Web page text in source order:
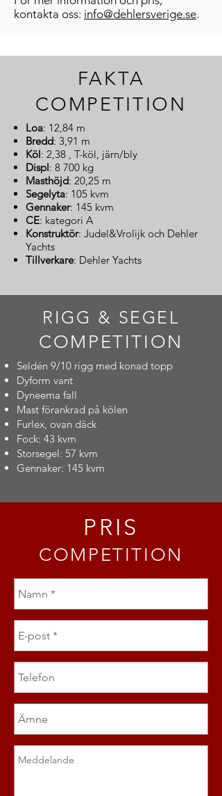
kontakta oss: info@dehlersverige.se.
FAKTA
COMPETITION
Loa: 12,84 m
Bredd: 3,91 m
Köl: 2,38 , T-köl, järn/bly
Displ: 8 700 kg
Masthöjd: 20,25 m
Segelyta: 105 kvm
Gennaker: 145 kvm
CE: kategori A
Konstruktör: Judel&Vrolijk och Dehler
Yachts
Tillverkare: Dehler Yachts
RIGG & SEGEL
COMPETITION
Seldén 9/10 rigg med konad topp
Dyform vant
Dyneema fall
Mast förankrad på kölen
Furlex, ovan däck
Fock: 43 kvm
Storsegel: 57 kvm
Gennaker: 145 kvm
PRIS
COMPETITION